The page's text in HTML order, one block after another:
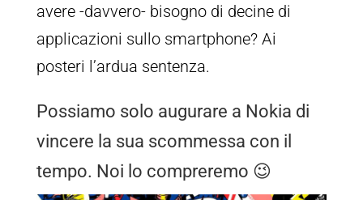
avere -davvero- bisogno di decine di
applicazioni sullo smartphone? Ai
posteri l’ardua sentenza.
Possiamo solo augurare a Nokia di
vincere la sua scommessa con il
tempo. Noi lo compreremo 😉